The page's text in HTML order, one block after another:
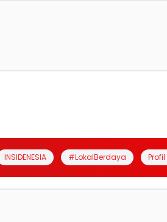
INSIDENESIA #LokalBerdaya